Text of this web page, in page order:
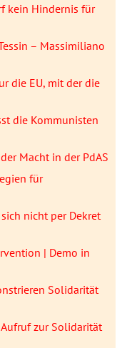
kein Hindernis für
– Massimiliano
die EU, mit der die
die Kommunisten
Macht in der PdAS
für
nicht per Dekret
| Demo in
Solidarität
zur Solidarität